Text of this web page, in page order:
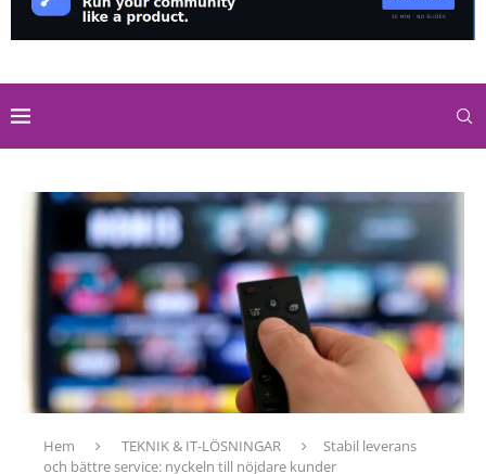
Hem TEKNIK & IT-LÖSNINGAR
Stabil leverans
och bättre service: nyckeln till nöjdare kunder